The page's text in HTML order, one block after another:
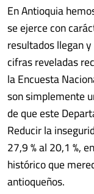
En Antioquia
se ejerce con
resultados llegan
cifras reveladas
la Encuesta
son simplemente
de que este
Reducir la
27,9 % al 20,1 %,
histórico que
antioqueños.